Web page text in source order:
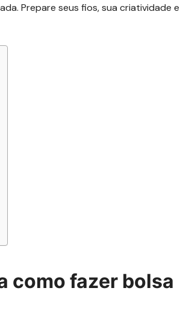
Prepare seus fios, sua criatividade e
como fazer bolsa